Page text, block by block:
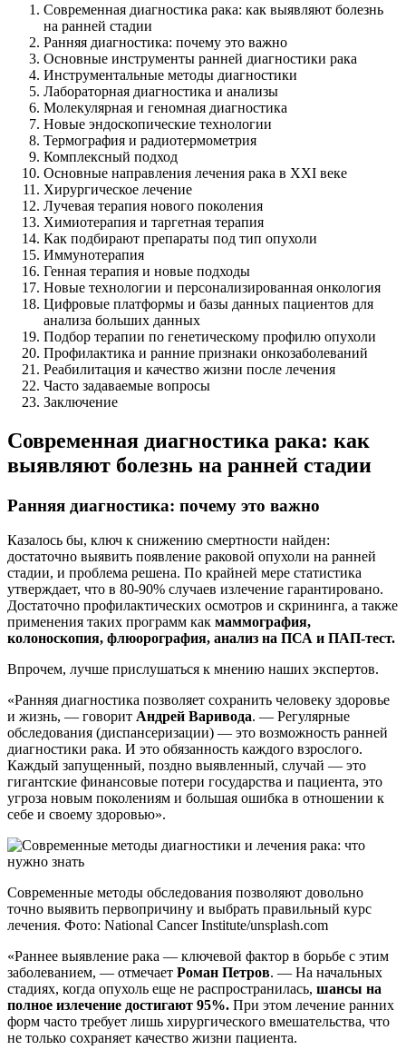
Современная диагностика рака: как выявляют болезнь
на ранней стадии
Ранняя диагностика: почему это важно
Основные инструменты ранней диагностики рака
Инструментальные методы диагностики
Лабораторная диагностика и анализы
Молекулярная и геномная диагностика
Новые эндоскопические технологии
Термография и радиотермометрия
Комплексный подход
Основные направления лечения рака в XXI веке
Хирургическое лечение
Лучевая терапия нового поколения
Химиотерапия и таргетная терапия
Как подбирают препараты под тип опухоли
Иммунотерапия
Генная терапия и новые подходы
Новые технологии и персонализированная онкология
Цифровые платформы и базы данных пациентов для
анализа больших данных
Подбор терапии по генетическому профилю опухоли
Профилактика и ранние признаки онкозаболеваний
Реабилитация и качество жизни после лечения
Часто задаваемые вопросы
Заключение
Современная диагностика рака: как
выявляют болезнь на ранней стадии
Ранняя диагностика: почему это важно
Казалось бы, ключ к снижению смертности найден:
достаточно выявить появление раковой опухоли на ранней
стадии, и проблема решена. По крайней мере статистика
утверждает, что в 80-90% случаев излечение гарантировано.
Достаточно профилактических осмотров и скрининга, а также
применения таких программ как маммография,
колоноскопия, флюорография, анализ на ПСА и ПАП-тест.
Впрочем, лучше прислушаться к мнению наших экспертов.
«Ранняя диагностика позволяет сохранить человеку здоровье
и жизнь, — говорит Андрей Варивода. — Регулярные
обследования (диспансеризации) — это возможность ранней
диагностики рака. И это обязанность каждого взрослого.
Каждый запущенный, поздно выявленный, случай — это
гигантские финансовые потери государства и пациента, это
угроза новым поколениям и большая ошибка в отношении к
себе и своему здоровью».
Современные методы обследования позволяют довольно
точно выявить первопричину и выбрать правильный курс
лечения. Фото: National Cancer Institute/unsplash.com
«Раннее выявление рака — ключевой фактор в борьбе с этим
заболеванием, — отмечает Роман Петров. — На начальных
стадиях, когда опухоль еще не распространилась, шансы на
полное излечение достигают 95%. При этом лечение ранних
форм часто требует лишь хирургического вмешательства, что
не только сохраняет качество жизни пациента.